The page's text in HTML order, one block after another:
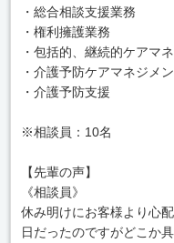
・総合相談支援業務
・権利擁護業務
・包括的、継続的ケアマ
・介護予防ケアマネジメ
・介護予防支援
※相談員：10名
【先輩の声】
《相談員》
休み明けにお客様より心
日だったのですがどこか